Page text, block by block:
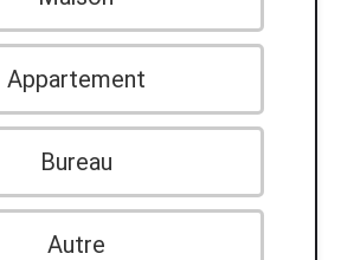
Appartement
Bureau
Autre